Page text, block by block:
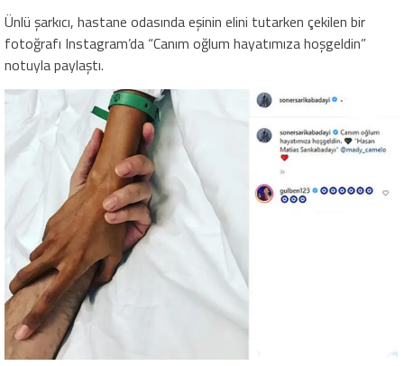
Ünlü şarkıcı, hastane odasında eşinin elini tutarken çekilen bir
fotoğrafı Instagram’da “Canım oğlum hayatımıza hoşgeldin”
notuyla paylaştı.